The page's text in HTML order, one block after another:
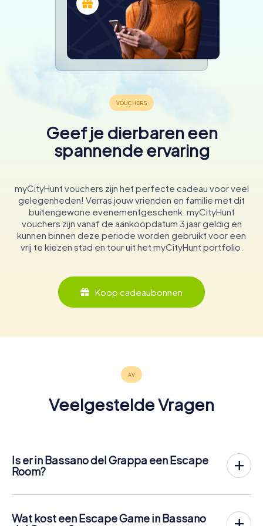
Geef je dierbaren een
spannende ervaring
myCityHunt vouchers zijn het perfecte cadeau voor veel
gelegenheden! Verras jouw vrienden en familie met dit
buitengewone evenementgeschenk. myCityHunt
vouchers zijn vanaf de aankoopdatum 3 jaar geldig en
kunnen binnen deze periode worden gebruikt voor een
vrij te kiezen stad en tour uit het myCityHunt portfolio.
Koop cadeaubonnen
Veelgestelde Vragen
Is er in Bassano del Grappa een Escape
Room?
Game in de buitenlucht te spelen!
In tegenstelling tot een klassieke Escape Room, waar
spelers in een kleine kamer worden opgesloten, vindt de
Wat kost een Escape Game in Bassano